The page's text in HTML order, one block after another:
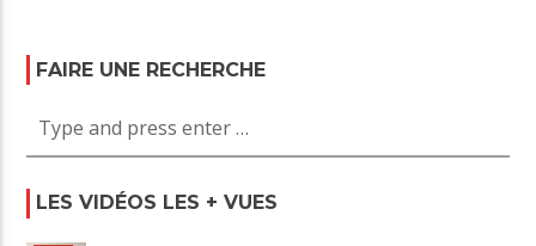
FAIRE UNE RECHERCHE
LES VIDÉOS LES + VUES